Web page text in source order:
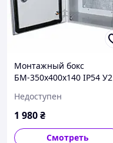
Монтажный бокс
БМ-350х400х140 IP54 У2
Недоступен
1 980₴
Смотреть